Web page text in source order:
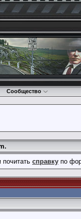
Сообщество
справку по